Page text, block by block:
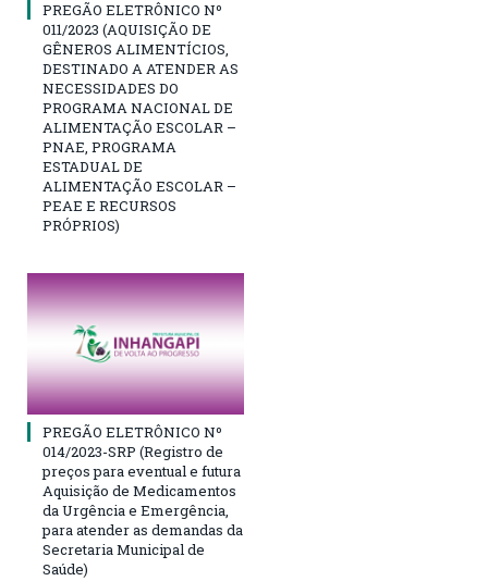
PREGÃO ELETRÔNICO Nº
011/2023 (AQUISIÇÃO DE
GÊNEROS ALIMENTÍCIOS,
DESTINADO A ATENDER AS
NECESSIDADES DO
PROGRAMA NACIONAL DE
ALIMENTAÇÃO ESCOLAR –
PNAE, PROGRAMA
ESTADUAL DE
ALIMENTAÇÃO ESCOLAR –
PEAE E RECURSOS
PRÓPRIOS)
PREGÃO ELETRÔNICO Nº
014/2023-SRP (Registro de
preços para eventual e futura
Aquisição de Medicamentos
da Urgência e Emergência,
para atender as demandas da
Secretaria Municipal de
Saúde)